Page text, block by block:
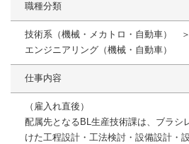
職種分類
技術系（機械・メカトロ・自動車）
エンジニアリング（機械・自動車）
仕事内容
（雇入れ直後）
配属先となるBL生産技術課は、ブラシ
けた工程設計・工法検討・設備設計・